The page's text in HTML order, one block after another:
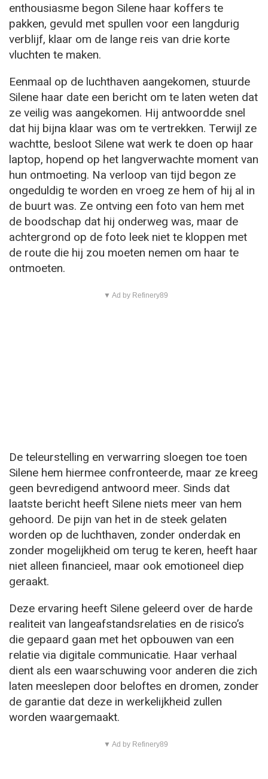
enthousiasme begon Silene haar koffers te
pakken, gevuld met spullen voor een langdurig
verblijf, klaar om de lange reis van drie korte
vluchten te maken.
Eenmaal op de luchthaven aangekomen, stuurde
Silene haar date een bericht om te laten weten dat
ze veilig was aangekomen. Hij antwoordde snel
dat hij bijna klaar was om te vertrekken. Terwijl ze
wachtte, besloot Silene wat werk te doen op haar
laptop, hopend op het langverwachte moment van
hun ontmoeting. Na verloop van tijd begon ze
ongeduldig te worden en vroeg ze hem of hij al in
de buurt was. Ze ontving een foto van hem met
de boodschap dat hij onderweg was, maar de
achtergrond op de foto leek niet te kloppen met
de route die hij zou moeten nemen om haar te
ontmoeten.
▼ Ad by Refinery89
De teleurstelling en verwarring sloegen toe toen
Silene hem hiermee confronteerde, maar ze kreeg
geen bevredigend antwoord meer. Sinds dat
laatste bericht heeft Silene niets meer van hem
gehoord. De pijn van het in de steek gelaten
worden op de luchthaven, zonder onderdak en
zonder mogelijkheid om terug te keren, heeft haar
niet alleen financieel, maar ook emotioneel diep
geraakt.
Deze ervaring heeft Silene geleerd over de harde
realiteit van langeafstandsrelaties en de risico’s
die gepaard gaan met het opbouwen van een
relatie via digitale communicatie. Haar verhaal
dient als een waarschuwing voor anderen die zich
laten meeslepen door beloftes en dromen, zonder
de garantie dat deze in werkelijkheid zullen
worden waargemaakt.
▼ Ad by Refinery89